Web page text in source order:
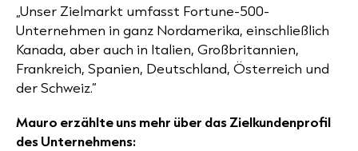
„Unser Zielmarkt umfasst Fortune-500-
Unternehmen in ganz Nordamerika, einschließlich
Kanada, aber auch in Italien, Großbritannien,
Frankreich, Spanien, Deutschland, Österreich und
der Schweiz.“
Mauro erzählte uns mehr über das Zielkundenprofil
des Unternehmens: